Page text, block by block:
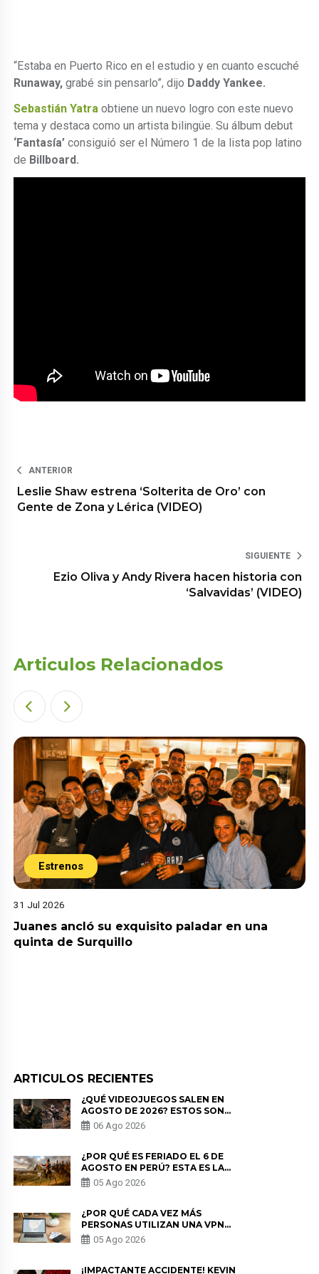
“Estaba en Puerto Rico en el estudio y en cuanto escuché
Runaway, grabé sin pensarlo”, dijo Daddy Yankee.
Sebastián Yatra obtiene un nuevo logro con este nuevo
tema y destaca como un artista bilingüe. Su álbum debut
‘Fantasía’ consiguió ser el Número 1 de la lista pop latino
de Billboard.
ANTERIOR
Leslie Shaw estrena ‘Solterita de Oro’ con
Gente de Zona y Lérica (VIDEO)
SIGUIENTE
Ezio Oliva y Andy Rivera hacen historia con
‘Salvavidas’ (VIDEO)
Articulos Relacionados
Estrenos
31 Jul 2026
Juanes ancló su exquisito paladar en una
quinta de Surquillo
ARTICULOS RECIENTES
¿QUÉ VIDEOJUEGOS SALEN EN
AGOSTO DE 2026? ESTOS SON
LOS ESTRENOS MÁS ESPERADOS
06 Ago 2026
¿POR QUÉ ES FERIADO EL 6 DE
AGOSTO EN PERÚ? ESTA ES LA
HISTORIA
05 Ago 2026
¿POR QUÉ CADA VEZ MÁS
PERSONAS UTILIZAN UNA VPN
PARA PROTEGER SU
PRIVACIDAD?
05 Ago 2026
¡IMPACTANTE ACCIDENTE! KEVIN